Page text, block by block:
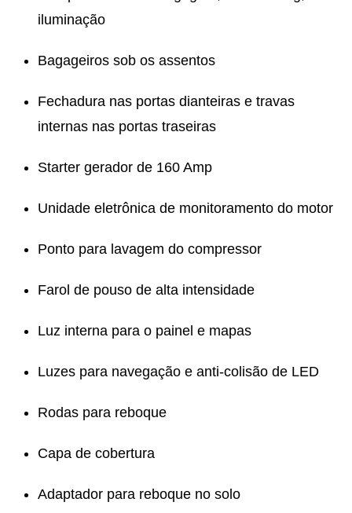
iluminação
Bagageiros sob os assentos
Fechadura nas portas dianteiras e travas
internas nas portas traseiras
Starter gerador de 160 Amp
Unidade eletrônica de monitoramento do motor
Ponto para lavagem do compressor
Farol de pouso de alta intensidade
Luz interna para o painel e mapas
Luzes para navegação e anti-colisão de LED
Rodas para reboque
Capa de cobertura
Adaptador para reboque no solo